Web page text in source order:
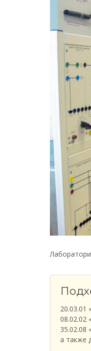
20.03.01
08.02.02
35.02.08
а также